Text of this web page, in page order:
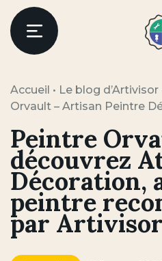
Accueil • Le blog d’Artivisor
Orvault – Artisan Peintre
Peintre
découvrez
Décoration,
peintre
par Artivisor